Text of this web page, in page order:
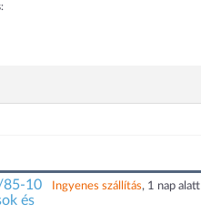
85-10
és
Ingyenes szállítás, 1 nap alatt